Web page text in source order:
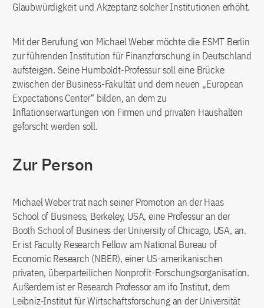
Glaubwürdigkeit und Akzeptanz solcher Institutionen erhöht.
Mit der Berufung von Michael Weber möchte die ESMT Berlin
zur führenden Institution für Finanzforschung in Deutschland
aufsteigen. Seine Humboldt-Professur soll eine Brücke
zwischen der Business-Fakultät und dem neuen „European
Expectations Center“ bilden, an dem zu
Inflationserwartungen von Firmen und privaten Haushalten
geforscht werden soll.
Zur Person
Michael Weber trat nach seiner Promotion an der Haas
School of Business, Berkeley, USA, eine Professur an der
Booth School of Business der University of Chicago, USA, an.
Er ist Faculty Research Fellow am National Bureau of
Economic Research (NBER), einer US-amerikanischen
privaten, überparteilichen Nonprofit-Forschungsorganisation.
Außerdem ist er Research Professor am ifo Institut, dem
Leibniz-Institut für Wirtschaftsforschung an der Universität